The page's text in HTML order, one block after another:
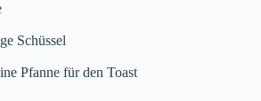
Schüssel
Pfanne für den Toast